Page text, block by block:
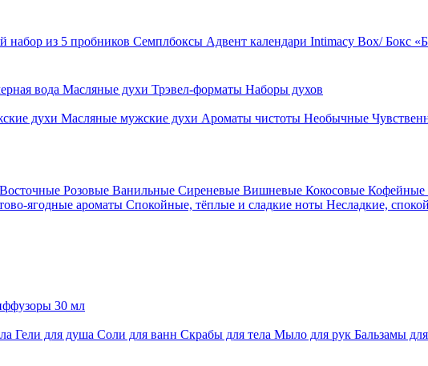
набор из 5 пробников Семплбоксы Адвент календари Intimacy Box/ Бокс
вода Масляные духи Трэвел-форматы Наборы духов
духи Масляные мужские духи Ароматы чистоты Необычные
Восточные Розовые Ванильные Сиреневые Вишневые Кокосовые Кофейные
ягодные ароматы Спокойные, тёплые и сладкие ноты Несладкие,
30 мл
Гели для душа Соли для ванн Скрабы для тела Мыло для рук Бальзамы